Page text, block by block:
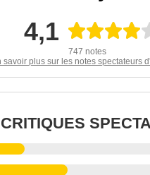
4,1
747 notes
savoir plus sur les notes spectateurs